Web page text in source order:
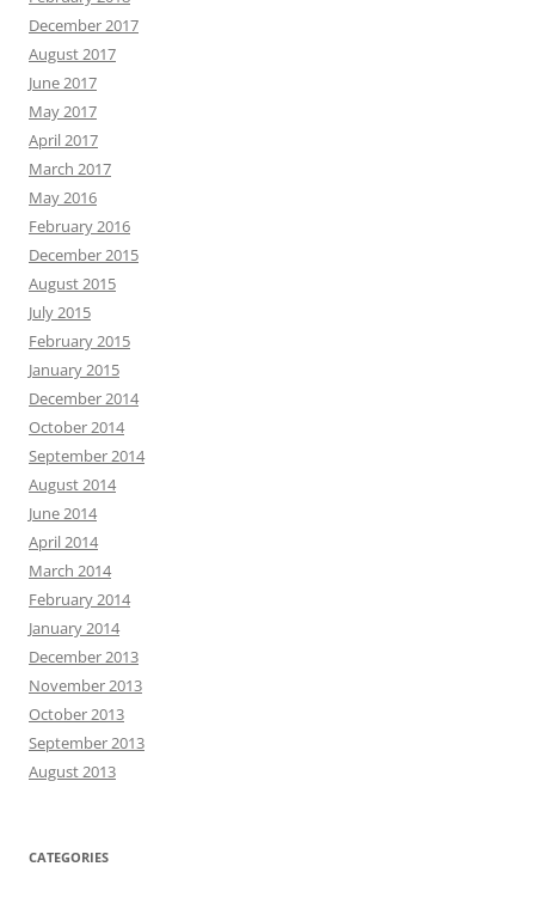
December 2017
August 2017
June 2017
May 2017
April 2017
March 2017
May 2016
February 2016
December 2015
August 2015
July 2015
February 2015
January 2015
December 2014
October 2014
September 2014
August 2014
June 2014
April 2014
March 2014
February 2014
January 2014
December 2013
November 2013
October 2013
September 2013
August 2013
CATEGORIES